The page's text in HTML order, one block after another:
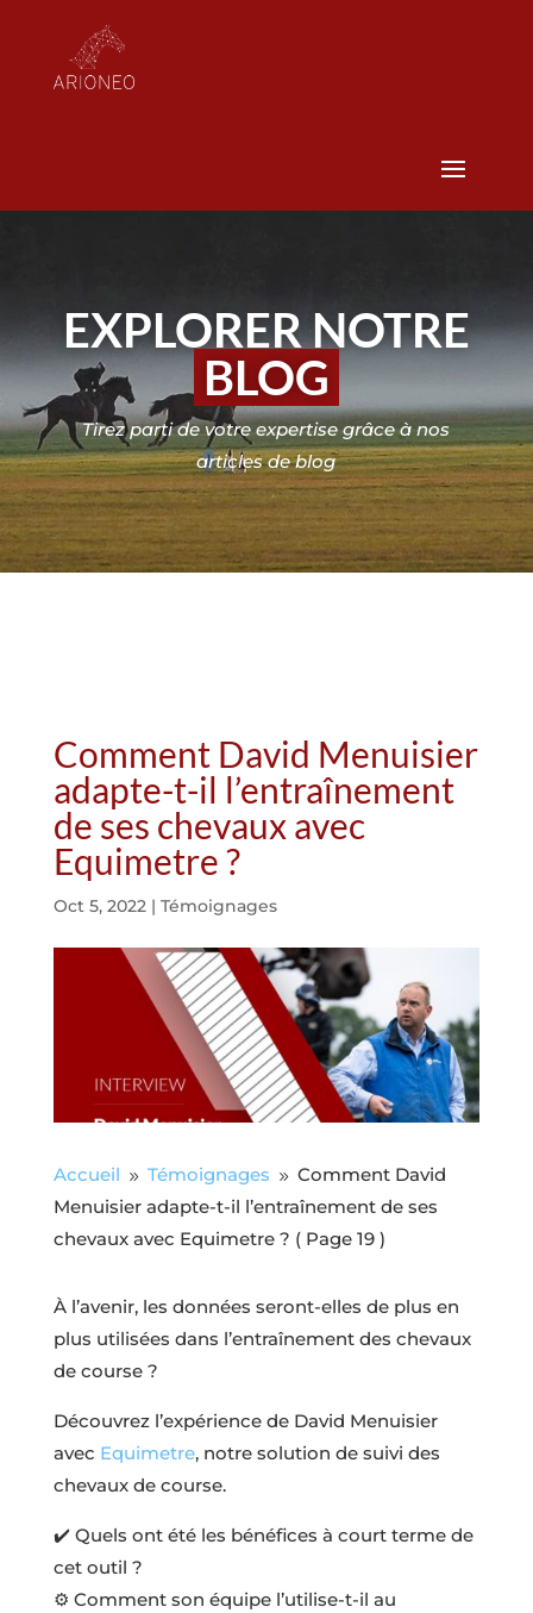
EXPLORER NOTRE
BLOG
Tirez parti de votre expertise grâce à nos
articles de blog
Comment David Menuisier
adapte-t-il l’entraînement
de ses chevaux avec
Equimetre ?
Oct 5, 2022| Témoignages
Accueil 9 Témoignages 9 Comment David
Menuisier adapte-t-il l’entraînement de ses
chevaux avec Equimetre ? ( Page 19 )
À l’avenir, les données seront-elles de plus en
plus utilisées dans l’entraînement des chevaux
de course ?
Découvrez l’expérience de David Menuisier
avec Equimetre, notre solution de suivi des
chevaux de course.
✔️ Quels ont été les bénéfices à court terme de
cet outil ?
⚙️ Comment son équipe l’utilise-t-il au